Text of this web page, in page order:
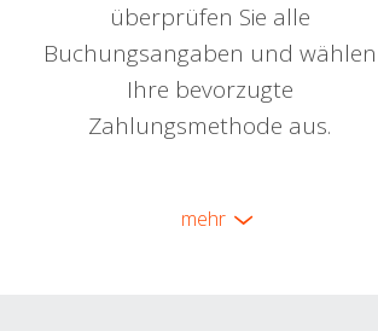
überprüfen Sie alle
Buchungsangaben und wählen
Ihre bevorzugte
Zahlungsmethode aus.
mehr